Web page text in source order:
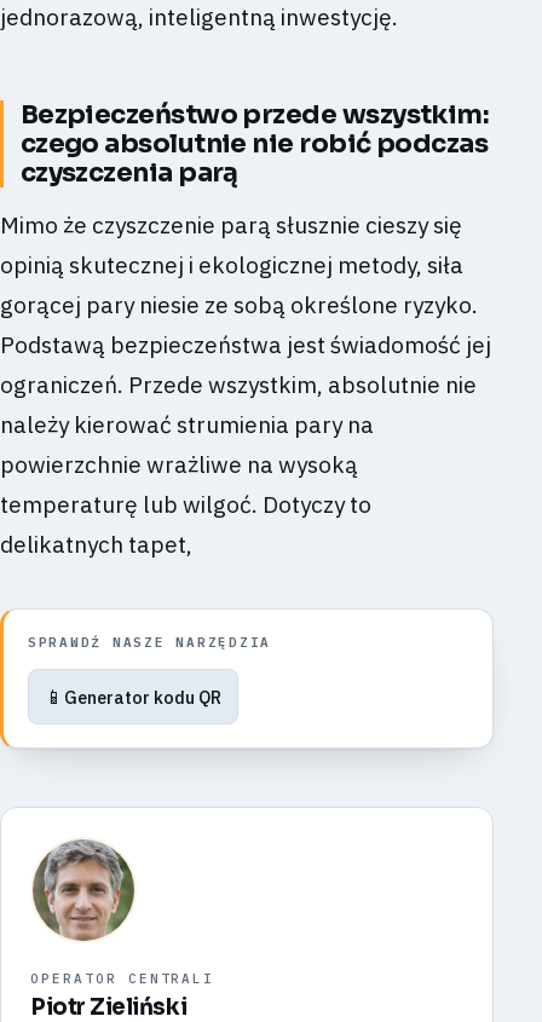
jednorazową, inteligentną inwestycję.
Bezpieczeństwo przede wszystkim:
czego absolutnie nie robić podczas
czyszczenia parą
Mimo że czyszczenie parą słusznie cieszy się
opinią skutecznej i ekologicznej metody, siła
gorącej pary niesie ze sobą określone ryzyko.
Podstawą bezpieczeństwa jest świadomość jej
ograniczeń. Przede wszystkim, absolutnie nie
należy kierować strumienia pary na
powierzchnie wrażliwe na wysoką
temperaturę lub wilgoć. Dotyczy to
delikatnych tapet,
SPRAWDŹ NASZE NARZĘDZIA
📱 Generator kodu QR
OPERATOR CENTRALI
Piotr Zieliński